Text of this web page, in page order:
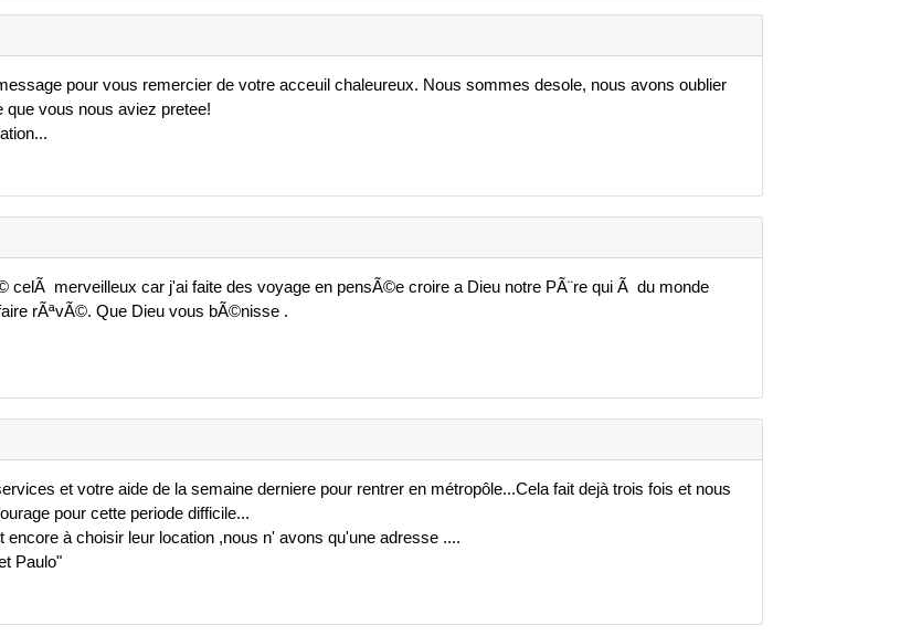
pour vous remercier de votre acceuil chaleureux. Nous sommes desole, nous avons oublier
vous nous aviez pretee!
merveilleux car j'ai faite des voyage en pensÃ©e croire a Dieu notre PÃ¨re qui Ã du monde
rÃªvÃ©. Que Dieu vous bÃ©nisse .
et votre aide de la semaine derniere pour rentrer en métropôle...Cela fait dejà trois fois et nous
pour cette periode difficile...
encore à choisir leur location ,nous n' avons qu'une adresse ....
Paulo"